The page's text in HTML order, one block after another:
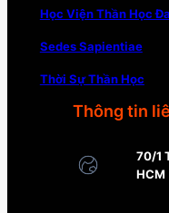
Học Viện Thần Học
Sedes Sapientiae
Thời Sự Thần Học
Thông tin
70/1
HCM